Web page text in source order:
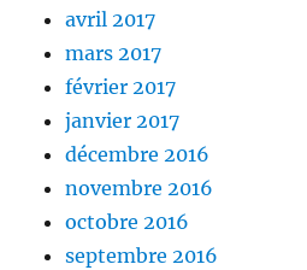
avril 2017
mars 2017
février 2017
janvier 2017
décembre 2016
novembre 2016
octobre 2016
septembre 2016